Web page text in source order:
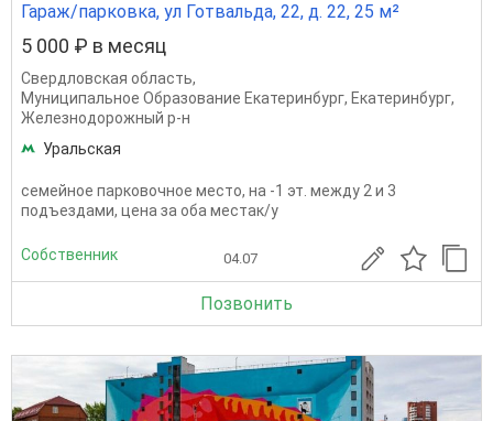
Гараж/парковка, ул Готвальда, 22, д. 22, 25 м²
5 000 ₽ в месяц
Свердловская область,
Муниципальное Образование Екатеринбург, Екатеринбург,
Железнодорожный р-н
Уральская
семейное парковочное место, на -1 эт. между 2 и 3
подъездами, цена за оба местак/у
Собственник 04.07
Позвонить